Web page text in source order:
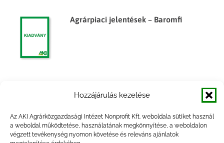
Hozzájárulás kezelése
Az AKI Agrárközgazdasági Intézet Nonprofit Kft. weboldala sütiket használ
a weboldal működtetése, használatának megkönnyítése, a weboldalon
végzett tevékenység nyomon követése és releváns ajánlatok
Agrárpiaci jelentések – Baromfi